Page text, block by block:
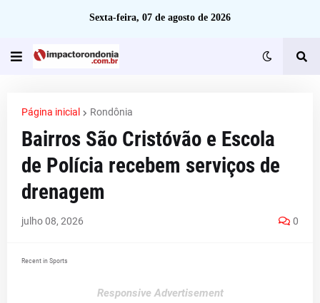
Sexta-feira, 07 de agosto de 2026
Página inicial Rondônia
Bairros São Cristóvão e Escola
de Polícia recebem serviços de
drenagem
julho 08, 2026 0
Recent in Sports
Responsive Advertisement